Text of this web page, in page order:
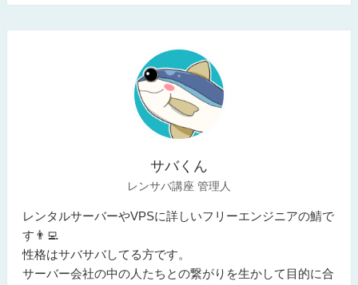
サバくん
レンサバ講座 管理人
レンタルサーバーやVPSに詳しいフリーエンジニアの鯖で
す👨‍💻
性格はサバサバしてる方です。
サーバー会社の中の人たちとの繋がりを生かして目的に合